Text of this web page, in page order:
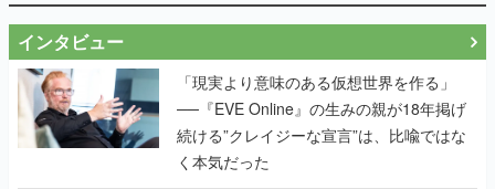
インタビュー
「現実より意味のある仮想世界を作る」
──『EVE Online』の生みの親が18年掲げ
続ける”クレイジーな宣言”は、比喩ではな
く本気だった